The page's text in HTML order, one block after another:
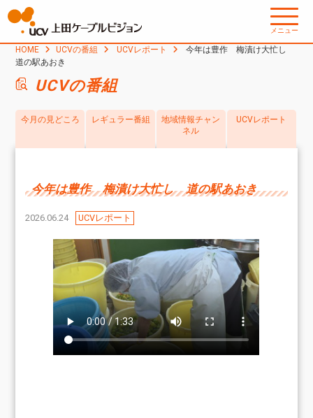
メニュー
HOME UCVの番組 UCVレポート
今年は豊作 梅漬け大忙し
道の駅あおき
UCVの番組
今月の見どころ レギュラー番組
地域情報チャン
ネル
UCVレポート
今年は豊作 梅漬け大忙し 道の駅あおき
2026.06.24 UCVレポート